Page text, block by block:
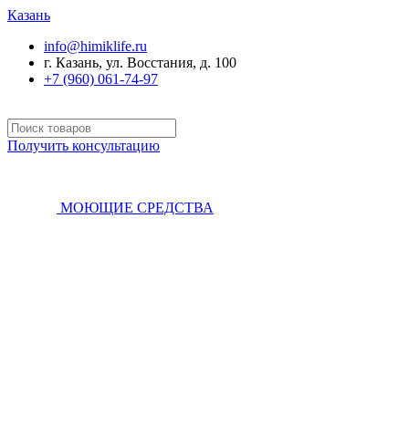
Казань
info@himiklife.ru
г. Казань, ул. Восстания, д. 100
+7 (960) 061-74-97
Получить консультацию
МОЮЩИЕ СРЕДСТВА